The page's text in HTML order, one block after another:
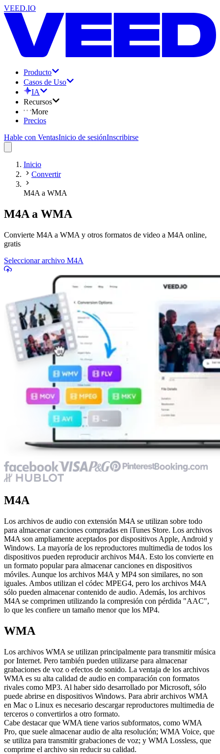
VEED.IO
Producto
Casos de Uso
IA
Recursos
More
Precios
Hable con VentasInicio de sesiónInscribirse
Inicio
Convertir
M4A a WMA
M4A a WMA
Convierte M4A a WMA y otros formatos de video a M4A online,
gratis
Seleccionar archivo M4A
M4A
Los archivos de audio con extensión M4A se utilizan sobre todo
para almacenar canciones compradas en iTunes Store. Los archivos
M4A son ampliamente aceptados por dispositivos Apple, Android y
Windows. La mayoría de los reproductores multimedia de todos los
dispositivos pueden reproducir archivos M4A. Esto los convierte en
un formato popular para almacenar canciones en dispositivos
móviles. Aunque los archivos M4A y MP4 son similares, no son
iguales. Ambos utilizan el códec MPEG4, pero los archivos M4A
sólo pueden almacenar contenido de audio. Además, los archivos
M4A se comprimen utilizando la compresión con pérdida "AAC",
lo que les confiere un tamaño menor que los MP4.
WMA
Los archivos WMA se utilizan principalmente para transmitir música
por Internet. Pero también pueden utilizarse para almacenar
grabaciones de voz o efectos de sonido. La ventaja de los archivos
WMA es su alta calidad de audio en comparación con formatos
rivales como MP3. Al haber sido desarrollado por Microsoft, sólo
puede abrirse en dispositivos Windows. Para abrir archivos WMA
en Mac o Linux es necesario descargar reproductores multimedia de
terceros o convertirlos a otro formato.
Cabe destacar que WMA tiene varios subformatos, como WMA
Pro, que suele almacenar audio de alta resolución; WMA Voice, que
se utiliza para transmitir grabaciones de voz; y WMA Lossless, que
comprime el archivo sin reducir su calidad.